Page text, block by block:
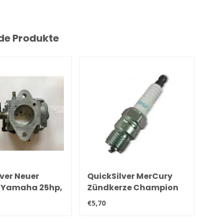
Produkte
Neuer
25hp,
& 40hp
QuickSilver MerCury
Zündkerze Champion
QL78YC
€5,70